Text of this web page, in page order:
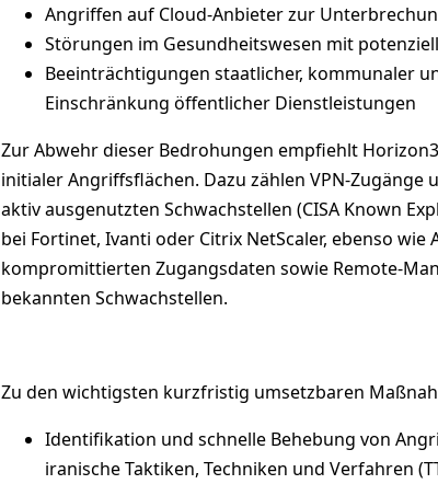
Angriffen auf Cloud-Anbieter zur
Störungen im Gesundheitswesen mit
Beeinträchtigungen staatlicher, kommunaler
Einschränkung öffentlicher Dienstleistungen
Zur Abwehr dieser Bedrohungen empfiehlt
initialer Angriffsflächen. Dazu zählen VPN-Zugänge
aktiv ausgenutzten Schwachstellen (CISA Known
bei Fortinet, Ivanti oder Citrix NetScaler, ebenso
kompromittierten Zugangsdaten sowie Remote-
bekannten Schwachstellen.
Zu den wichtigsten kurzfristig umsetzbaren
Identifikation und schnelle Behebung von
iranische Taktiken, Techniken und Verfahren